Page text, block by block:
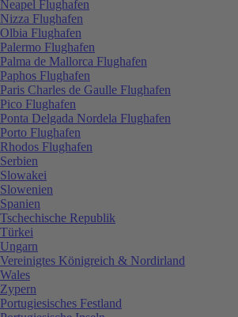
Neapel Flughafen
Nizza Flughafen
Olbia Flughafen
Palermo Flughafen
Palma de Mallorca Flughafen
Paphos Flughafen
Paris Charles de Gaulle Flughafen
Pico Flughafen
Ponta Delgada Nordela Flughafen
Porto Flughafen
Rhodos Flughafen
Serbien
Slowakei
Slowenien
Spanien
Tschechische Republik
Türkei
Ungarn
Vereinigtes Königreich & Nordirland
Wales
Zypern
Portugiesisches Festland